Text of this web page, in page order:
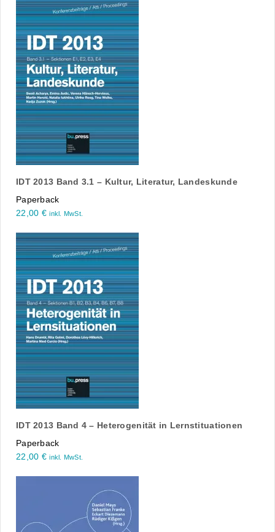
IDT 2013 Band 3.1 – Kultur, Literatur, Landeskunde
Paperback
22,00 € inkl. MwSt.
IDT 2013 Band 4 – Heterogenität in Lernstituationen
Paperback
22,00 € inkl. MwSt.